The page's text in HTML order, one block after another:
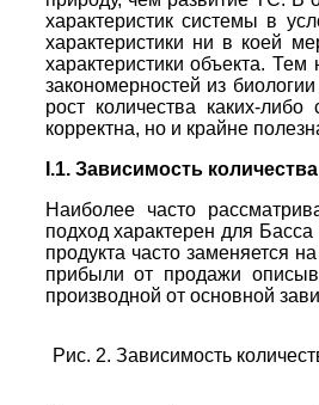
характеристик системы в
характеристики ни в коей
характеристики объекта.
закономерностей из
рост количества каких-
корректна, но и крайне
I.1. Зависимость
Наиболее часто
подход характерен для
продукта часто заменяется
прибыли от продажи
производной от основной
Рис. 2. Зависимость